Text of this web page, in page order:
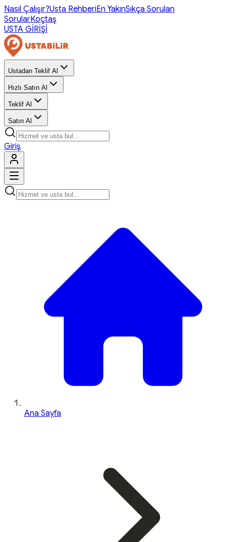
Nasıl Çalışır?Usta RehberiEn YakınSıkça Sorulan
SorularKoçtaş
USTA GİRİŞİ
Ustadan Teklif Al
Hızlı Satın Al
Teklif Al
Satın Al
Giriş
Ana Sayfa